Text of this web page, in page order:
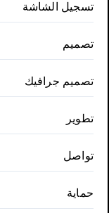
تسجيل الشاشة
تصميم
تصميم جرافيك
تطوير
تواصل
حماية